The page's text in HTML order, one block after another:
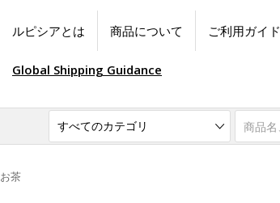
ルピシアとは 商品について ご利用ガイド
Global Shipping Guidance
お茶